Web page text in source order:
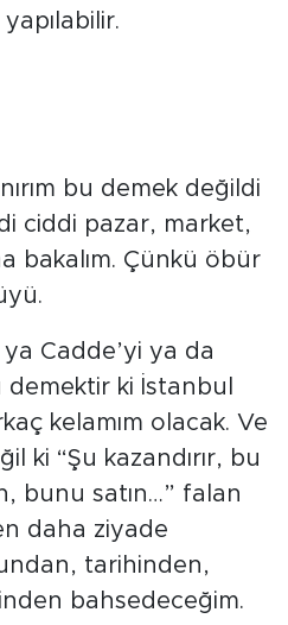
bu demek değildi
ciddi pazar, market,
bakalım. Çünkü öbür
Cadde’yi ya da
demektir ki İstanbul
kelamım olacak. Ve
ki “Şu kazandırır, bu
bunu satın…” falan
daha ziyade
tarihinden,
bahsedeceğim.